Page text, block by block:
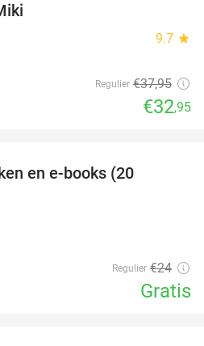
9.7 star
Regulier €37,95
€32,95
en e-books (20
Regulier €24
Gratis